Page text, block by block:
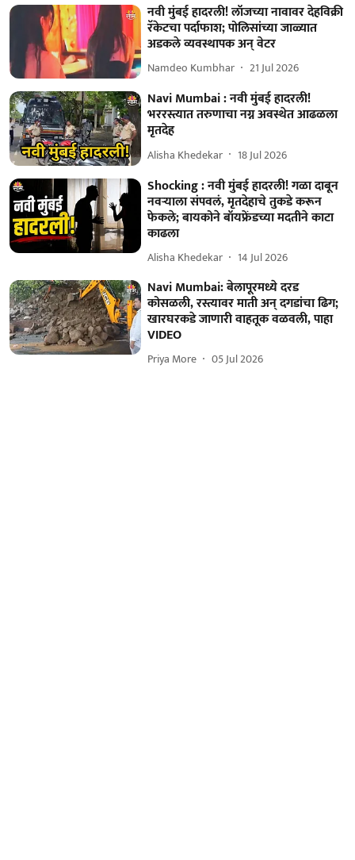
नवी मुंबई हादरली! लॉजच्या नावावर देहविक्री
रॅकेटचा पर्दाफाश; पोलिसांच्या जाळ्यात
अडकले व्यवस्थापक अन् वेटर
Namdeo Kumbhar 21 Jul 2026
Navi Mumbai : नवी मुंबई हादरली!
भररस्त्यात तरुणाचा नग्न अवस्थेत आढळला
मृतदेह
Alisha Khedekar 18 Jul 2026
Shocking : नवी मुंबई हादरली! गळा दाबून
नवऱ्याला संपवलं, मृतदेहाचे तुकडे करून
फेकले; बायकोने बॉयफ्रेंडच्या मदतीने काटा
काढला
Alisha Khedekar 14 Jul 2026
Navi Mumbai: बेलापूरमध्ये दरड
कोसळली, रस्त्यावर माती अन् दगडांचा ढिग;
खारघरकडे जाणारी वाहतूक वळवली, पाहा
VIDEO
Priya More 05 Jul 2026